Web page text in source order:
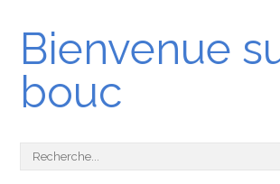
Bienvenue
bouc